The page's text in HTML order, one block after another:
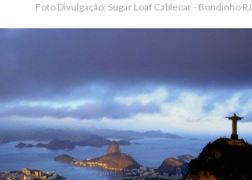
Foto Divulgação: Sugar Loaf Cablecar - Bondinho RJ